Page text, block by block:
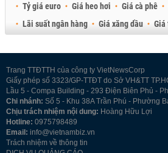
Tỷ giá euro
Giá heo hơi Giá cà phê
Lãi suất ngân hàng
Giá xăng dầu
Giá
Trang TTĐTTH của công ty VietNewsCorp
Giấy phép số 3323/GP-TTĐT do Sở VH&TT
Lầu 5 - Compa Building - 293 Điện Biên Phủ -
Chi nhánh: Số 5 - Khu 38A Trần Phú - Phường
Chịu trách nhiệm nội dung: Hoàng Hữu Lợi
Hotline: 0975798489
Email: info@vietnambiz.vn
Trách nhiệm về thông tin